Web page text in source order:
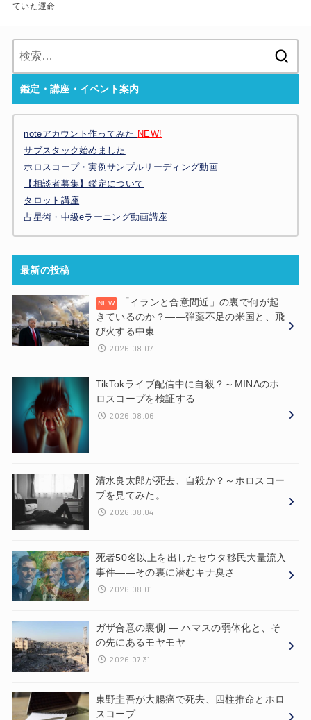
ていた運命
鑑定・講座・イベント案内
noteアカウント作ってみた NEW!
サブスタック始めました
ホロスコープ・実例サンプルリーディング動画
【相談者募集】鑑定について
タロット講座
占星術・中級eラーニング動画講座
最新の投稿
「イランと合意間近」の裏で何が起
きているのか？——弾薬不足の米国と、飛
び火する中東
2026.08.07
TikTokライブ配信中に自殺？～MINAのホ
ロスコープを検証する
2026.08.06
清水良太郎が死去、自殺か？～ホロスコー
プを見てみた。
2026.08.04
死者50名以上を出したセウタ移民大量流入
事件——その裏に潜むキナ臭さ
2026.08.01
ガザ合意の裏側 ― ハマスの弱体化と、そ
の先にあるモヤモヤ
2026.07.31
東野圭吾が大腸癌で死去、四柱推命とホロ
スコープ